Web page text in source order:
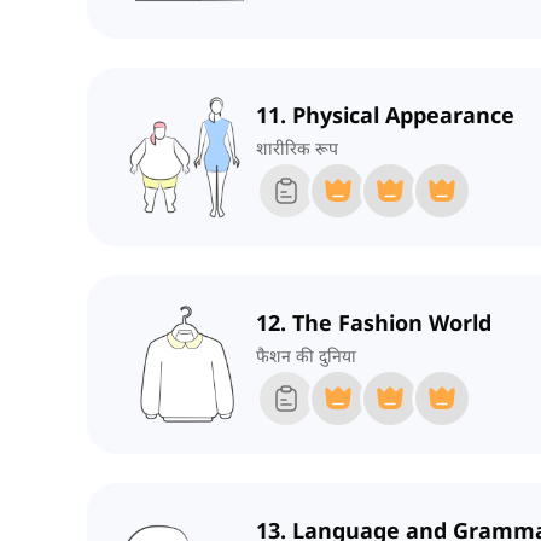
11. Physical Appearance
शारीरिक रूप
12. The Fashion World
फैशन की दुनिया
13. Language and